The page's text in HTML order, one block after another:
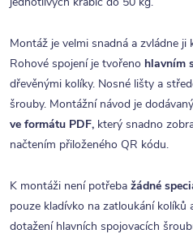
Montáž je velmi snadná a zvládne
Rohové spojení je tvořeno hlavním
dřevěnými kolíky. Nosné lišty a
šrouby. Montážní návod je dodávaný
ve formátu PDF, který snadno
načtením přiloženého QR kódu.
K montáži není potřeba žádné
pouze kladívko na zatloukání kolíků
dotažení hlavních spojovacích